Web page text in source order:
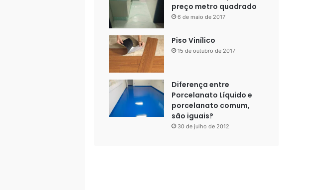
preço metro quadrado
6 de maio de 2017
Piso Vinílico
15 de outubro de 2017
Diferença entre
Porcelanato Líquido e
porcelanato comum,
são iguais?
30 de julho de 2012